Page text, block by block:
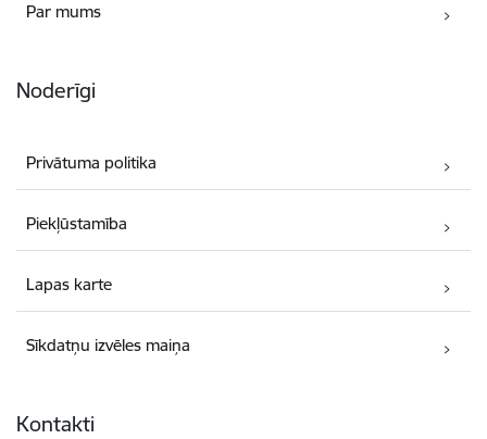
Par mums
Noderīgi
Privātuma politika
Piekļūstamība
Lapas karte
Sīkdatņu izvēles maiņa
Kontakti